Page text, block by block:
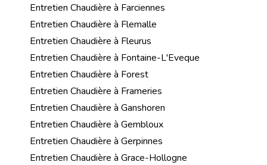
Entretien Chaudière à Farciennes
Entretien Chaudière à Flemalle
Entretien Chaudière à Fleurus
Entretien Chaudière à Fontaine-L'Eveque
Entretien Chaudière à Forest
Entretien Chaudière à Frameries
Entretien Chaudière à Ganshoren
Entretien Chaudière à Gembloux
Entretien Chaudière à Gerpinnes
Entretien Chaudière à Grace-Hollogne